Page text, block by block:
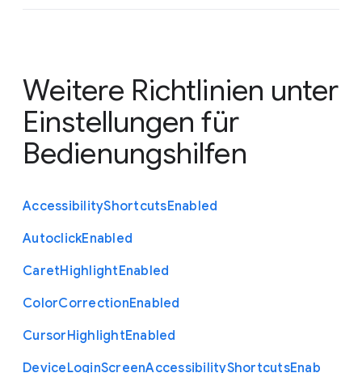
Weitere Richtlinien unter
Einstellungen für
Bedienungshilfen
AccessibilityShortcutsEnabled
AutoclickEnabled
CaretHighlightEnabled
ColorCorrectionEnabled
CursorHighlightEnabled
DeviceLoginScreenAccessibilityShortcutsEnab